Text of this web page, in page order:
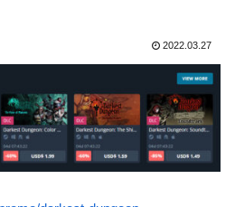
2022.03.27